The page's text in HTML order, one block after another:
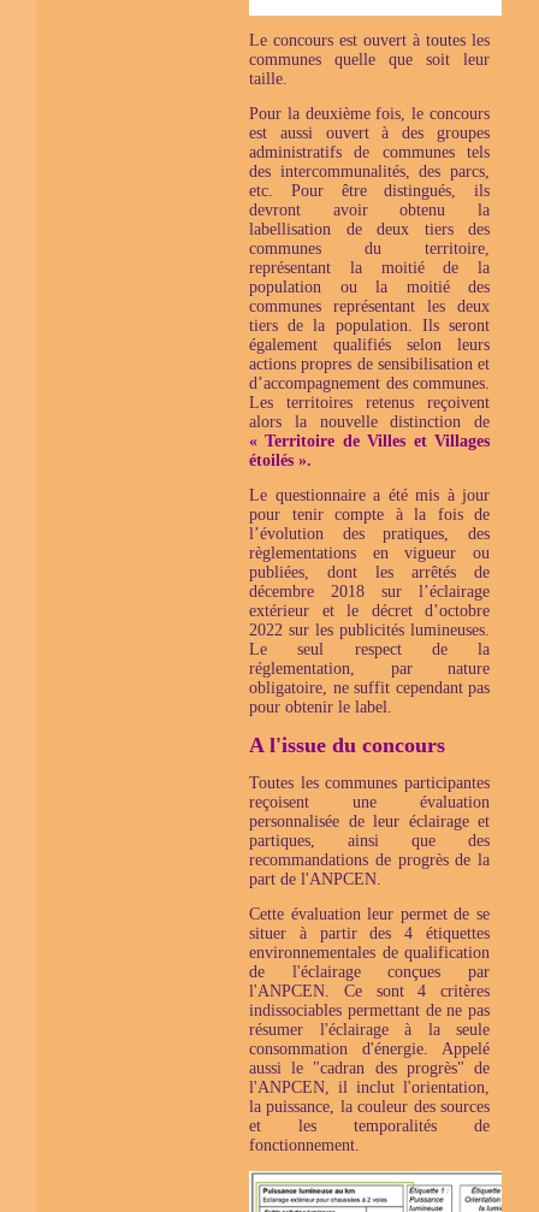
Le concours est ouvert à toutes les
communes quelle que soit leur
taille.
Pour la deuxième fois, le concours
est aussi ouvert à des groupes
administratifs de communes tels
des intercommunalités, des parcs,
etc. Pour être distingués, ils
devront avoir obtenu la
labellisation de deux tiers des
communes du territoire,
représentant la moitié de la
population ou la moitié des
communes représentant les deux
tiers de la population. Ils seront
également qualifiés selon leurs
actions propres de sensibilisation et
d’accompagnement des communes.
Les territoires retenus reçoivent
alors la nouvelle distinction de
« Territoire de Villes et Villages
étoilés ».
Le questionnaire a été mis à jour
pour tenir compte à la fois de
l’évolution des pratiques, des
règlementations en vigueur ou
publiées, dont les arrêtés de
décembre 2018 sur l’éclairage
extérieur et le décret d’octobre
2022 sur les publicités lumineuses.
Le seul respect de la
réglementation, par nature
obligatoire, ne suffit cependant pas
pour obtenir le label.
A l'issue du concours
Toutes les communes participantes
reçoisent une évaluation
personnalisée de leur éclairage et
partiques, ainsi que des
recommandations de progrès de la
part de l'ANPCEN.
Cette évaluation leur permet de se
situer à partir des 4 étiquettes
environnementales de qualification
de l'éclairage conçues par
l'ANPCEN. Ce sont 4 critères
indissociables permettant de ne pas
résumer l'éclairage à la seule
consommation d'énergie. Appelé
aussi le "cadran des progrès" de
l'ANPCEN, il inclut l'orientation,
la puissance, la couleur des sources
et les temporalités de
fonctionnement.